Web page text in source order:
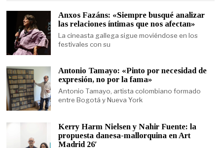
Anxos Fazáns: «Siempre busqué analizar
las relaciones íntimas que nos afectan»
La cineasta gallega sigue moviéndose en los
festivales con su
Antonio Tamayo: «Pinto por necesidad de
expresión, no por la fama»
Antonio Tamayo, artista colombiano formado
entre Bogotá y Nueva York
Kerry Harm Nielsen y Nahir Fuente: la
propuesta danesa-mallorquina en Art
Madrid 26′